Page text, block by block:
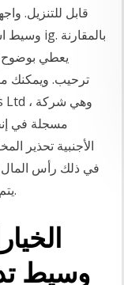
ترحيب. ويمكنك
مسجلة في
الأجنبية تحذير
في ذلك رأس
يتم تلقائيا إيداعها 10،000 دولار. يتم الوصول إلى المنطقة الخاصة باستخدام قائمة الخيارات.